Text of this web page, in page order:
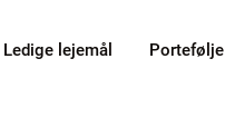
Ledige lejemål Portefølje